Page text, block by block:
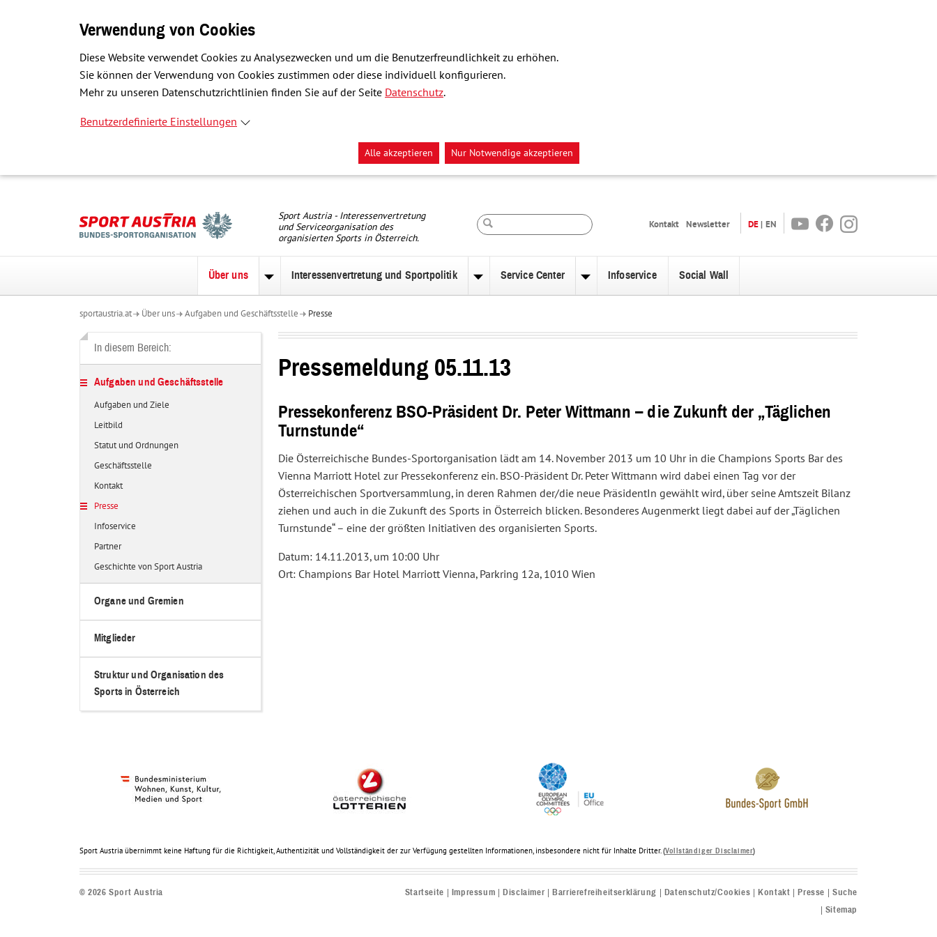
Verwendung von Cookies
Diese Website verwendet Cookies zu Analysezwecken und um die Benutzerfreundlichkeit zu erhöhen.
Sie können der Verwendung von Cookies zustimmen oder diese individuell konfigurieren.
Mehr zu unseren Datenschutzrichtlinien finden Sie auf der Seite Datenschutz.
Benutzerdefinierte Einstellungen
Alle akzeptieren Nur Notwendige akzeptieren
Sport Austria - Interessenvertretung
und Serviceorganisation des
organisierten Sports in Österreich.
Kontakt Newsletter DE EN YoutubeFacebookInstagram
Über uns
Über
Interessenvertretung und Sportpolitik Service Center Infoservice Social Wall
sportaustria.at Über uns Aufgaben und Geschäftsstelle Presse
In diesem Bereich:
Aufgaben und Geschäftsstelle
Aufgaben und Ziele
Leitbild
Statut und Ordnungen
Geschäftsstelle
Kontakt
Presse
Infoservice
Partner
Geschichte von Sport Austria
Organe und Gremien
Mitglieder
Struktur und Organisation des
Sports in Österreich
Pressemeldung 05.11.13
Pressekonferenz BSO-Präsident Dr. Peter Wittmann – die Zukunft der „Täglichen
Turnstunde“
Die Österreichische Bundes-Sportorganisation lädt am 14. November 2013 um 10 Uhr in die Champions Sports Bar des
Vienna Marriott Hotel zur Pressekonferenz ein. BSO-Präsident Dr. Peter Wittmann wird dabei einen Tag vor der
Österreichischen Sportversammlung, in deren Rahmen der/die neue PräsidentIn gewählt wird, über seine Amtszeit Bilanz
ziehen und auch in die Zukunft des Sports in Österreich blicken. Besonderes Augenmerkt liegt dabei auf der „Täglichen
Turnstunde“ – eine der größten Initiativen des organisierten Sports.
Datum: 14.11.2013, um 10:00 Uhr
Ort: Champions Bar Hotel Marriott Vienna, Parkring 12a, 1010 Wien
Sport Austria übernimmt keine Haftung für die Richtigkeit, Authentizität und Vollständigkeit der zur Verfügung gestellten Informationen, insbesondere nicht für Inhalte Dritter. (Vollständiger Disclaimer)
©2026 Sport Austria Startseite Impressum Disclaimer Barrierefreiheitserklärung Datenschutz/Cookies Kontakt Presse
Suche
Sitemap